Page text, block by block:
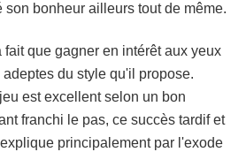
son bonheur ailleurs tout de même.
fait que gagner en intérêt aux yeux
du style qu'il propose.
est excellent selon un bon
franchi le pas, ce succès tardif et
principalement par l'exode